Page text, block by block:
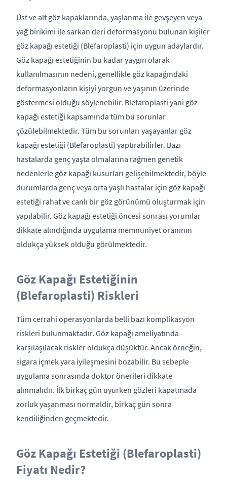
Üst ve alt göz kapaklarında, yaşlanma ile gevşeyen veya
yağ birikimi ile sarkan deri deformasyonu bulunan kişiler
göz kapağı estetiği (Blefaroplasti) için uygun adaylardır.
Göz kapağı estetiğinin bu kadar yaygın olarak
kullanılmasının nedeni, genellikle göz kapağındaki
deformasyonların kişiyi yorgun ve yaşının üzerinde
göstermesi olduğu söylenebilir. Blefaroplasti yani göz
kapağı estetiği kapsamında tüm bu sorunlar
çözülebilmektedir. Tüm bu sorunları yaşayanlar göz
kapağı estetiği (Blefaroplasti) yaptırabilirler. Bazı
hastalarda genç yaşta olmalarına rağmen genetik
nedenlerle göz kapağı kusurları gelişebilmektedir, böyle
durumlarda genç veya orta yaşlı hastalar için göz kapağı
estetiği rahat ve canlı bir göz görünümü oluşturmak için
yapılabilir. Göz kapağı estetiği öncesi sonrası yorumlar
dikkate alındığında uygulama memnuniyet oranının
oldukça yüksek olduğu görülmektedir.
Göz Kapağı Estetiğinin
(Blefaroplasti) Riskleri
Tüm cerrahi operasyonlarda belli bazı komplikasyon
riskleri bulunmaktadır. Göz kapağı ameliyatında
karşılaşılacak riskler oldukça düşüktür. Ancak örneğin,
sigara içmek yara iyileşmesini bozabilir. Bu sebeple
uygulama sonrasında doktor önerileri dikkate
alınmalıdır. İlk birkaç gün uyurken gözleri kapatmada
zorluk yaşanması normaldir, birkaç gün sonra
kendiliğinden geçmektedir.
Göz Kapağı Estetiği (Blefaroplasti)
Fiyatı Nedir?